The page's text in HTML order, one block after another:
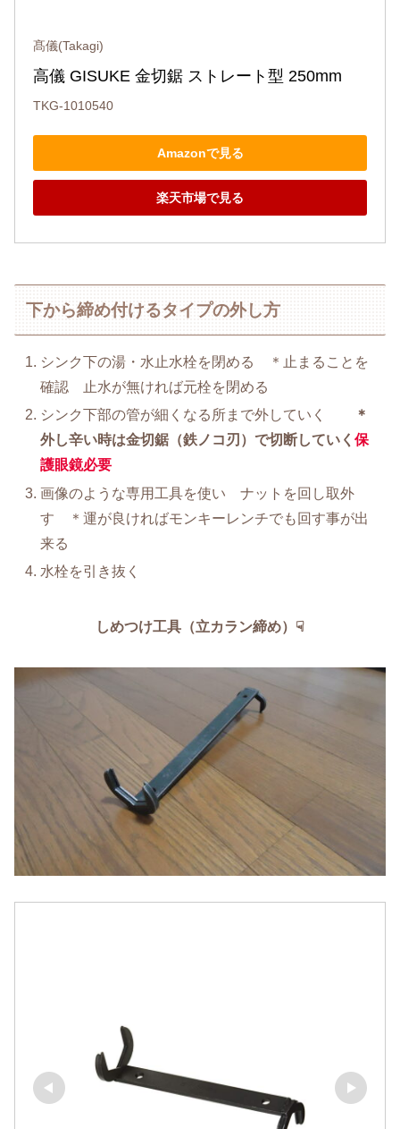
髙儀(Takagi)
高儀 GISUKE 金切鋸 ストレート型 250mm
TKG-1010540
Amazonで見る
楽天市場で見る
下から締め付けるタイプの外し方
シンク下の湯・水止水栓を閉める ＊止まることを
確認 止水が無ければ元栓を閉める
シンク下部の管が細くなる所まで外していく
＊
外し辛い時は金切鋸（鉄ノコ刃）で切断していく保
護眼鏡必要
画像のような専用工具を使い ナットを回し取外
す ＊運が良ければモンキーレンチでも回す事が出
来る
水栓を引き抜く
しめつけ工具（立カラン締め）☟